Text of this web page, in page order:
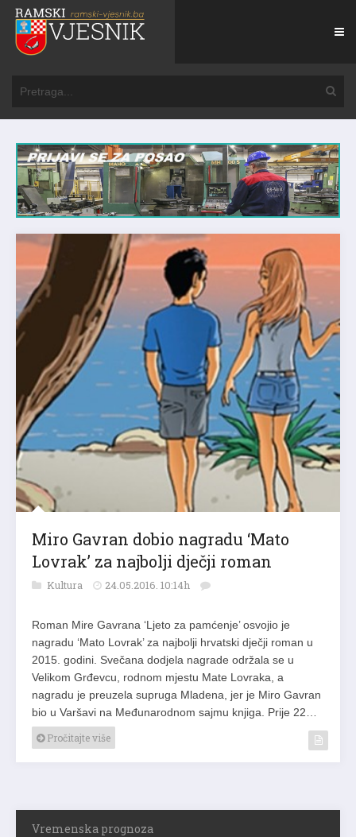
Miro Gavran dobio nagradu ‘Mato
Lovrak’ za najbolji dječji roman
Kultura 24.05.2016. 10:14h
Roman Mire Gavrana ‘Ljeto za pamćenje’ osvojio je
nagradu ‘Mato Lovrak’ za najbolji hrvatski dječji roman u
2015. godini. Svečana dodjela nagrade održala se u
Velikom Grđevcu, rodnom mjestu Mate Lovraka, a
nagradu je preuzela supruga Mladena, jer je Miro Gavran
bio u Varšavi na Međunarodnom sajmu knjiga. Prije 22…
Pročitajte više
Vremenska prognoza